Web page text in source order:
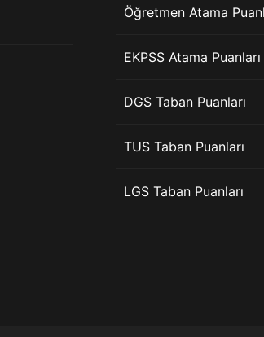
Öğretmen Atama
EKPSS Atama Puanları
DGS Taban Puanları
TUS Taban Puanları
LGS Taban Puanları